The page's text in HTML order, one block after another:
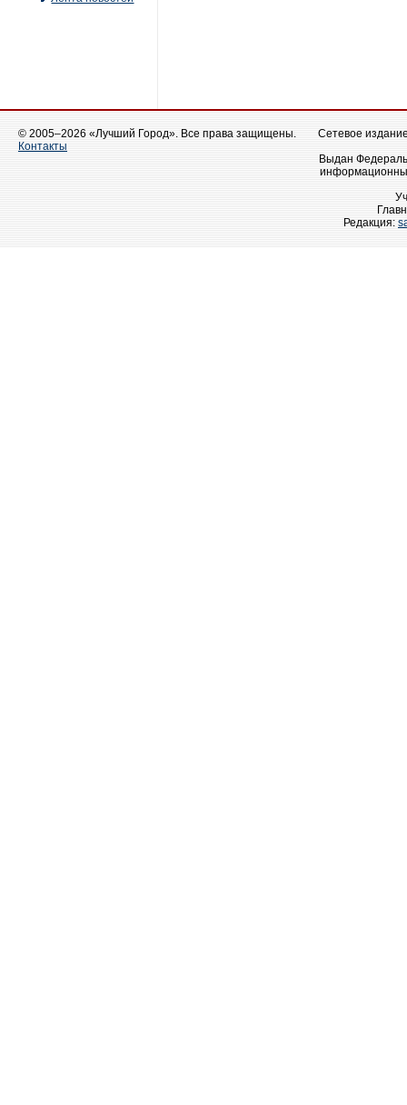
© 2005–2026 «Лучший Город». Все права защищены.
Контакты
Сетевое
Выдан
Редакция: